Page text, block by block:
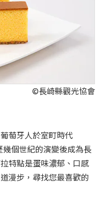
©長崎縣觀光協會
萄牙人於室町時代
幾個世紀的演變後成為長
特點是蛋味濃郁、口感
漫步，尋找您最喜歡的